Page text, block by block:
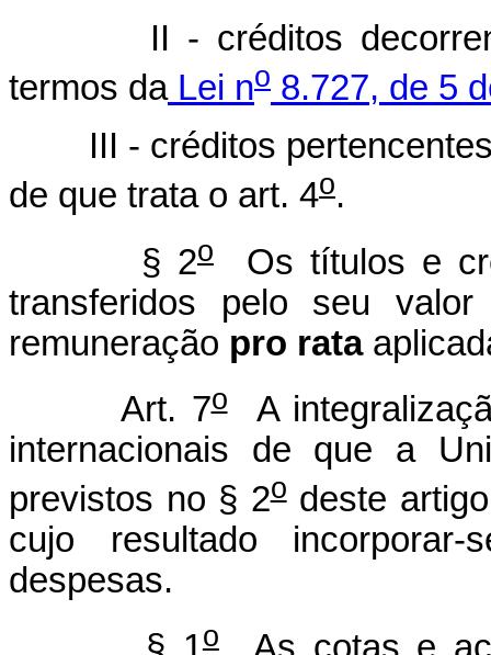
II - créditos
termos daLei no 8.727, de 5
III - créditos
de que trata o art. 4o.
§ 2oOs títulos e
transferidos pelo seu
remuneração pro rata
Art. 7oA
internacionais de que a
previstos no § 2odeste
cujo resultado
despesas.
o